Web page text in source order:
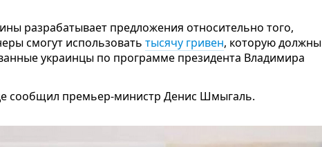
разрабатывает предложения относительно того,
смогут использовать тысячу гривен, которую должны
украинцы по программе президента Владимира
сообщил премьер-министр Денис Шмыгаль.